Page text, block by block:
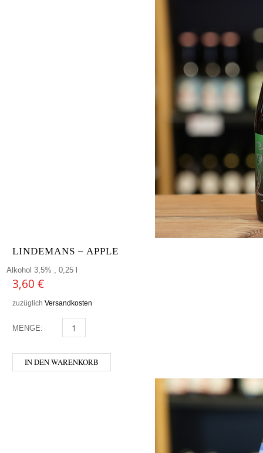
LINDEMANS – APPLE
Alkohol 3,5% , 0,25 l
3,60 €
zuzüglich Versandkosten
MENGE: LINDEMANS - APPLE MENGE
IN DEN WARENKORB